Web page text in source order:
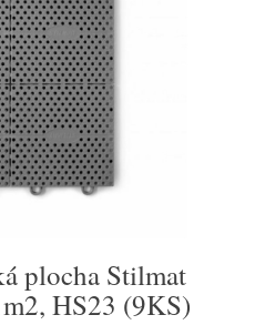
plocha Stilmat
HS23 (9KS)